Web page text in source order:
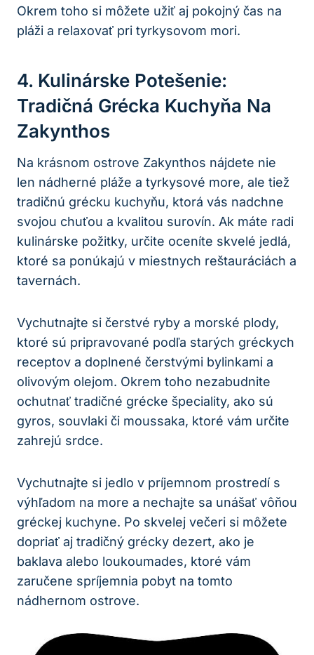
Okrem toho si môžete užiť aj pokojný čas na
pláži a relaxovať pri tyrkysovom mori.
4. Kulinárske Potešenie:
Tradičná Grécka Kuchyňa Na
Zakynthos
Na krásnom ostrove Zakynthos nájdete nie
len nádherné pláže a tyrkysové more, ale tiež
tradičnú grécku kuchyňu, ktorá vás nadchne
svojou chuťou a kvalitou surovín. Ak máte radi
kulinárske požitky, určite oceníte skvelé jedlá,
ktoré sa ponúkajú v miestnych reštauráciách a
tavernách.
Vychutnajte si čerstvé ryby a morské plody,
ktoré sú pripravované podľa starých gréckych
receptov a doplnené čerstvými bylinkami a
olivovým olejom. Okrem toho nezabudnite
ochutnať tradičné grécke špeciality, ako sú
gyros, souvlaki či moussaka, ktoré vám určite
zahrejú srdce.
Vychutnajte si jedlo v príjemnom prostredí s
výhľadom na more a nechajte sa unášať vôňou
gréckej kuchyne. Po skvelej večeri si môžete
dopriať aj tradičný grécky dezert, ako je
baklava alebo loukoumades, ktoré vám
zaručene spríjemnia pobyt na tomto
nádhernom ostrove.